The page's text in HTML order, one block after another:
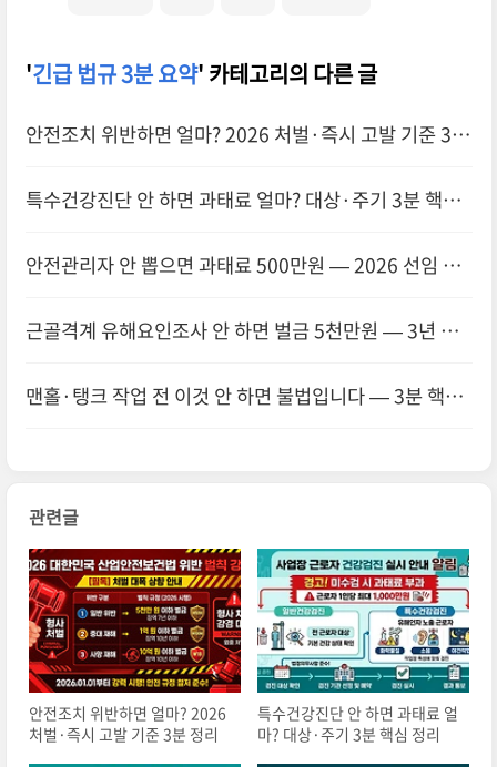
'긴급 법규 3분 요약' 카테고리의 다른 글
안전조치 위반하면 얼마? 2026 처벌·즉시 고발 기준 3분
특수건강진단 안 하면 과태료 얼마? 대상·주기 3분 핵심
안전관리자 안 뽑으면 과태료 500만원 — 2026 선임 기
근골격계 유해요인조사 안 하면 벌금 5천만원 — 3년 주
맨홀·탱크 작업 전 이것 안 하면 불법입니다 — 3분 핵심
관련글
안전조치 위반하면 얼마? 2026
처벌·즉시 고발 기준 3분 정리
특수건강진단 안 하면 과태료 얼
마? 대상·주기 3분 핵심 정리